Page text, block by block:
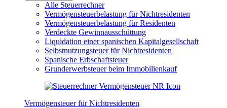
Alle Steuerrechner
Vermögensteuerbelastung für Nichtresidenten
Vermögensteuerbelastung für Residenten
Verdeckte Gewinnausschüttung
Liquidation einer spanischen Kapitalgesellschaft
Selbstnutzungsteuer für Nichtresidenten
Spanische Erbschaftsteuer
Grunderwerbsteuer beim Immobilienkauf
Vermögensteuer für Nichtresidenten